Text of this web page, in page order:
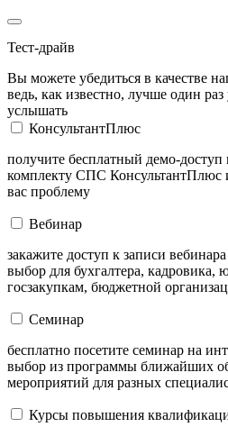
Тест-драйв
Вы можете убедиться в качестве
ведь, как известно, лучше один
услышать
КонсультантПлюс
получите бесплатный демо-
комплекту СПС КонсультантПлюс
вас проблему
Вебинар
закажите доступ к записи
выбор для бухгалтера, кадровика,
госзакупкам, бюджетной
Семинар
бесплатно посетите семинар на
выбор из программы ближайших
мероприятий для разных
Курсы повышения